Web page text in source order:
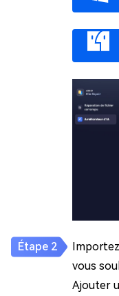
vous
Ajouter